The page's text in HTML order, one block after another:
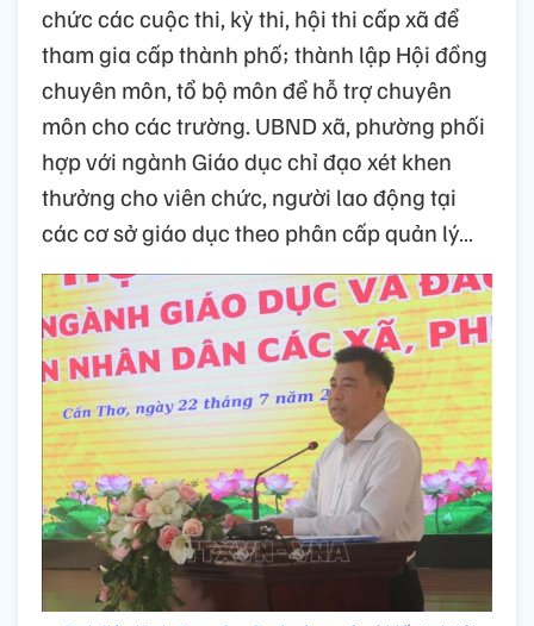
chức các cuộc thi, kỳ thi, hội thi cấp xã để
tham gia cấp thành phố; thành lập Hội đồng
chuyên môn, tổ bộ môn để hỗ trợ chuyên
môn cho các trường. UBND xã, phường phối
hợp với ngành Giáo dục chỉ đạo xét khen
thưởng cho viên chức, người lao động tại
các cơ sở giáo dục theo phân cấp quản lý…